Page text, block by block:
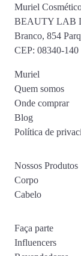
Muriel
BEAUTY LAB
Branco, 854
CEP: 08340-140
Muriel
Quem somos
Onde comprar
Blog
Política de
Nossos Produtos
Corpo
Cabelo
Faça parte
Influencers